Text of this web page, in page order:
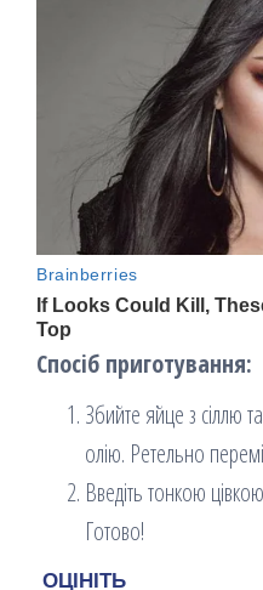
Спосіб приготування:
Збийте яйце з сіллю
олію. Ретельно
Введіть тонкою
Готово!